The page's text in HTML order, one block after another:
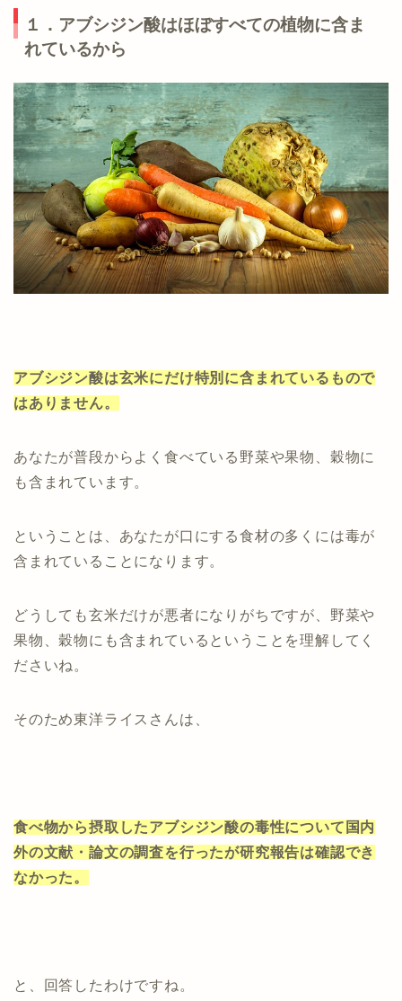
１．アブシジン酸はほぼすべての植物に含ま
れているから
アブシジン酸は玄米にだけ特別に含まれているもので
はありません。
あなたが普段からよく食べている野菜や果物、穀物に
も含まれています。
ということは、あなたが口にする食材の多くには毒が
含まれていることになります。
どうしても玄米だけが悪者になりがちですが、野菜や
果物、穀物にも含まれているということを理解してく
ださいね。
そのため東洋ライスさんは、
食べ物から摂取したアブシジン酸の毒性について国内
外の文献・論文の調査を行ったが研究報告は確認でき
なかった。
と、回答したわけですね。